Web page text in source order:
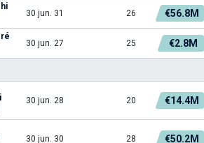
30 jun. 31 26 €56.8M
30 jun. 27 25 €2.8M
30 jun. 28 20 €14.4M
30 jun. 30 28 €50.2M